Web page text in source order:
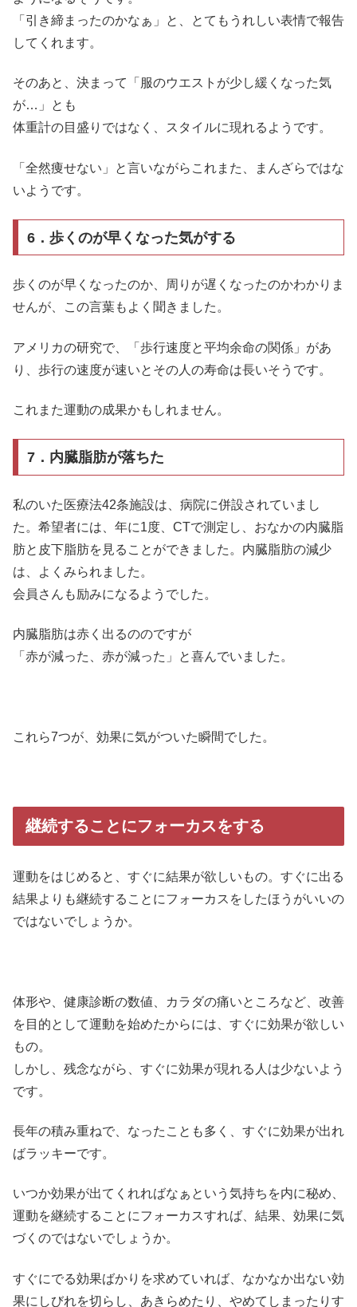
「引き締まったのかなぁ」と、とてもうれしい表情で報告
してくれます。
そのあと、決まって「服のウエストが少し緩くなった気
が…」とも
体重計の目盛りではなく、スタイルに現れるようです。
「全然痩せない」と言いながらこれまた、まんざらではな
いようです。
6．歩くのが早くなった気がする
歩くのが早くなったのか、周りが遅くなったのかわかりま
せんが、この言葉もよく聞きました。
アメリカの研究で、「歩行速度と平均余命の関係」があ
り、歩行の速度が速いとその人の寿命は長いそうです。
これまた運動の成果かもしれません。
7．内臓脂肪が落ちた
私のいた医療法42条施設は、病院に併設されていまし
た。希望者には、年に1度、CTで測定し、おなかの内臓脂
肪と皮下脂肪を見ることができました。内臓脂肪の減少
は、よくみられました。
会員さんも励みになるようでした。
内臓脂肪は赤く出るののですが
「赤が減った、赤が減った」と喜んでいました。
これら7つが、効果に気がついた瞬間でした。
継続することにフォーカスをする
運動をはじめると、すぐに結果が欲しいもの。すぐに出る
結果よりも継続することにフォーカスをしたほうがいいの
ではないでしょうか。
体形や、健康診断の数値、カラダの痛いところなど、改善
を目的として運動を始めたからには、すぐに効果が欲しい
もの。
しかし、残念ながら、すぐに効果が現れる人は少ないよう
です。
長年の積み重ねで、なったことも多く、すぐに効果が出れ
ばラッキーです。
いつか効果が出てくれればなぁという気持ちを内に秘め、
運動を継続することにフォーカスすれば、結果、効果に気
づくのではないでしょうか。
すぐにでる効果ばかりを求めていれば、なかなか出ない効
果にしびれを切らし、あきらめたり、やめてしまったりす